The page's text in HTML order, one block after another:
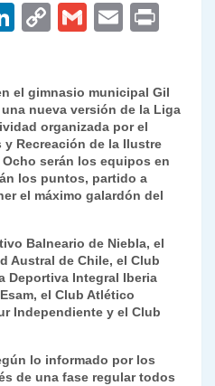
Li
e
dI
n
C
y
Li
n
k
G
l
E
l
el gimnasio municipal Gil
nueva versión de la Liga
organizada por el
Recreación de la Ilustre
serán los equipos en
los puntos, partido a
el máximo galardón del
Balneario de Niebla, el
Austral de Chile, el Club
Deportiva Integral Iberia
el Club Atlético
Independiente y el Club
lo informado por los
de una fase regular todos